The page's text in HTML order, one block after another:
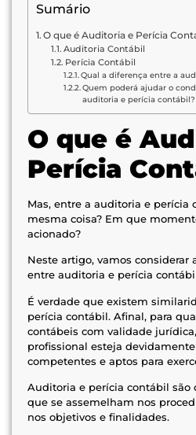
Sumário
O que é Auditoria e Perícia
Auditoria Contábil
Perícia Contábil
Qual a diferença entre a
Quem poderá ajudar o
auditoria e perícia contábil?
O que é
Perícia
Mas, entre a auditoria e perícia
mesma coisa? Em que
acionado?
Neste artigo, vamos considerar
entre auditoria e perícia
É verdade que existem
perícia contábil. Afinal, para
contábeis com validade
profissional esteja
competentes e aptos para
Auditoria e perícia contábil são
que se assemelham nos
nos objetivos e finalidades.